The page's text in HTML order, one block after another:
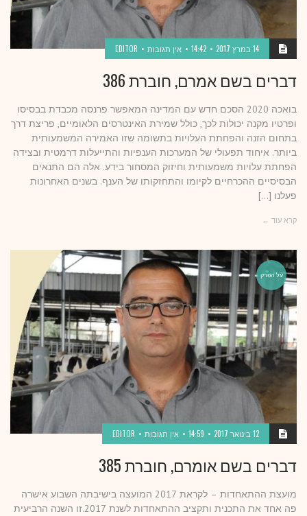
14 במרץ 2017 14:42 אין תגובות EDITOR
דברים בשם אמרם, חוברת 386
בואכה 2020 הסכם חדש עם המדינה המאפשר פרנסה מכבדת בבסיסו
ופרטיו מקנה יכולות לכך, כולל שמירת האינטרסים הלאומיים, פריצת דרך
בתחום הזנה והפחתת העלויות בתשומה שזו האמירה המשמעותית
ביותר. איחוד תפעולי של המערכות הענפיות והתייעלות דרמטית ובצידה
הפחתת עלויות משמעותית וחיזוק המסחור בידע. אלה הם התנאים
הבסיסיים ההכרחיים לקיומו והתחזקותו של הענף. בשנים האחרונות
פעלנו […]
קרא עוד ←
על הפרק
12 בינואר 2017 14:59 אין תגובות EDITOR
דברים בשם אומרם, חוברת 385
מועצת ההתאחדות – לקראת 2017 המועצה בישיבתה השבוע אישרה
פה אחד את התכנית ותקציב ההתאחדות לשנת 2017.זו השנה הרביעית